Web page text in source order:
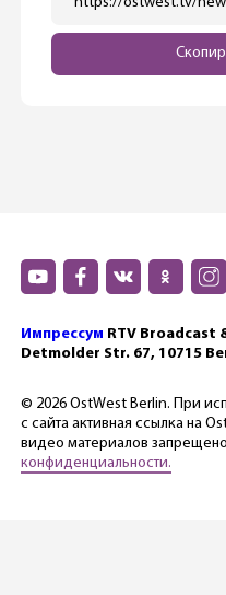
Импрессум RTV Broadcast
Detmolder Str. 67, 10715
© 2026 OstWest Berlin. При
с сайта активная ссылка на
видео материалов
конфиденциальности.